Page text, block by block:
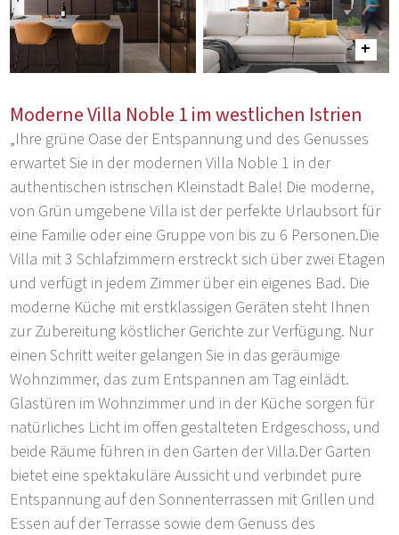
Moderne Villa Noble 1 im westlichen Istrien
„Ihre grüne Oase der Entspannung und des Genusses
erwartet Sie in der modernen Villa Noble 1 in der
authentischen istrischen Kleinstadt Bale! Die moderne,
von Grün umgebene Villa ist der perfekte Urlaubsort für
eine Familie oder eine Gruppe von bis zu 6 Personen.Die
Villa mit 3 Schlafzimmern erstreckt sich über zwei Etagen
und verfügt in jedem Zimmer über ein eigenes Bad. Die
moderne Küche mit erstklassigen Geräten steht Ihnen
zur Zubereitung köstlicher Gerichte zur Verfügung. Nur
einen Schritt weiter gelangen Sie in das geräumige
Wohnzimmer, das zum Entspannen am Tag einlädt.
Glastüren im Wohnzimmer und in der Küche sorgen für
natürliches Licht im offen gestalteten Erdgeschoss, und
beide Räume führen in den Garten der Villa.Der Garten
bietet eine spektakuläre Aussicht und verbindet pure
Entspannung auf den Sonnenterrassen mit Grillen und
Essen auf der Terrasse sowie dem Genuss des